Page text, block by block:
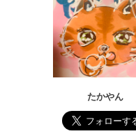
たかやん